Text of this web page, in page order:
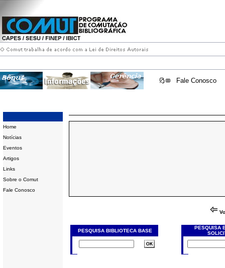
Fale Conosco
Home
Notícias
Eventos
Artigos
Links
Sobre o Comut
Fale Conosco
PESQUISA BIBLIOTECA BASE
PESQUISA